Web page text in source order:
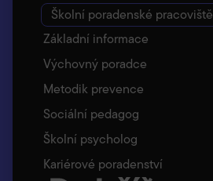
Školní poradenské pracoviště
Základní informace
Výchovný poradce
Metodik prevence
Sociální pedagog
Školní psycholog
Kariérové poradenství